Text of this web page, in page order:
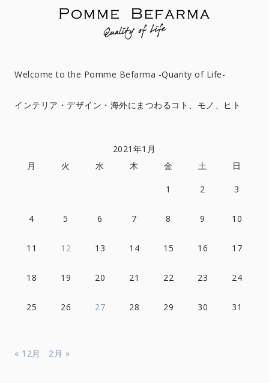
Welcome to the Pomme Befarma -Quarity of Life-
インテリア・デザイン・海外にまつわるコト、モノ、ヒト
2021年1月
月
火 水 木 金 土 日
1 2 3
4 5 6 7 8 9 10
11 12 13 14 15 16 17
18 19 20 21 22 23 24
25 26 27 28 29 30 31
« 12月 2月 »